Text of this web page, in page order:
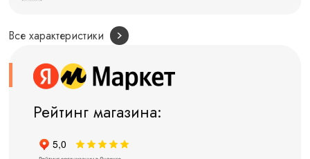
Все характеристики
Рейтинг магазина: